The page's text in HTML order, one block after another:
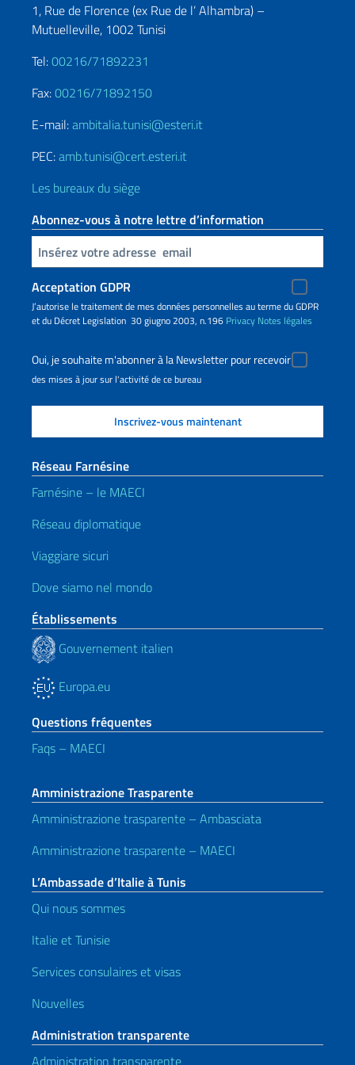
1, Rue de Florence (ex Rue de l’ Alhambra) –
Mutuelleville, 1002 Tunisi
Tel:00216/71892231
Fax:00216/71892150
E-mail:ambitalia.tunisi@esteri.it
PEC:amb.tunisi@cert.esteri.it
Les bureaux du siège
Abonnez-vous à notre lettre d’information
Insert your email
Acceptation GDPR
J’autorise le traitement de mes données personnelles au terme du GDPR
et du Décret Legislation 30 giugno 2003, n.196 Privacy Notes légales
Oui, je souhaite m'abonner à la Newsletter pour recevoir
des mises à jour sur l'activité de ce bureau
Réseau Farnésine
Farnésine – le MAECI
Réseau diplomatique
Viaggiare sicuri
Dove siamo nel mondo
Établissements
Gouvernement italien
Europa.eu
Questions fréquentes
Faqs – MAECI
Amministrazione Trasparente
Amministrazione trasparente – Ambasciata
Amministrazione trasparente – MAECI
L’Ambassade d’Italie à Tunis
Qui nous sommes
Italie et Tunisie
Services consulaires et visas
Nouvelles
Administration transparente
Administration transparente